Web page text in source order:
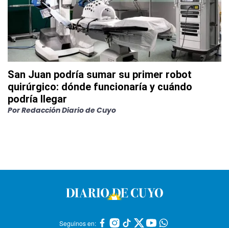
San Juan podría sumar su primer robot
quirúrgico: dónde funcionaría y cuándo
podría llegar
PorRedacción Diario de Cuyo
Seguinos en: